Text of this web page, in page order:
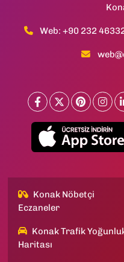
Web: +90 232
Konak Nöbetçi
Eczaneler
Konak Trafik
Haritası